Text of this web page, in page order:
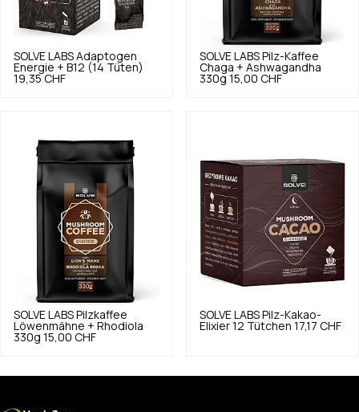
SOLVE LABS Adaptogen
Energie + B12 (14 Tüten)
19,35 CHF
SOLVE LABS Pilz-Kaffee
Chaga + Ashwagandha
330g 15,00 CHF
SOLVE LABS Pilzkaffee
Löwenmähne + Rhodiola
330g 15,00 CHF
SOLVE LABS Pilz-Kakao-
Elixier 12 Tütchen 17,17 CHF